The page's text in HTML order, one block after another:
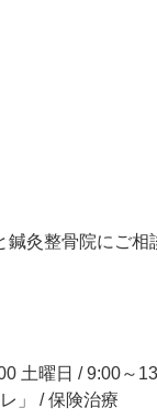
灸整骨院にご相
土曜日 / 9:00～
」 / 保険治療